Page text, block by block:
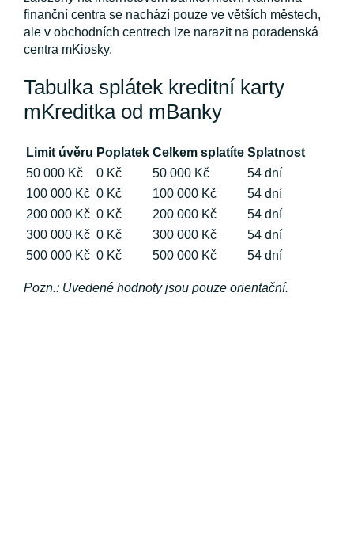
finanční centra se nachází pouze ve větších městech,
ale v obchodních centrech lze narazit na poradenská
centra mKiosky.
Tabulka splátek kreditní karty
mKreditka od mBanky
Limit úvěru Poplatek Celkem splatíte Splatnost
50 000 Kč
0 Kč 50 000 Kč
54 dní
100 000 Kč 0 Kč 100 000 Kč
54 dní
200 000 Kč 0 Kč 200 000 Kč
54 dní
300 000 Kč 0 Kč 300 000 Kč
54 dní
500 000 Kč 0 Kč 500 000 Kč 54 dní
Pozn.: Uvedené hodnoty jsou pouze orientační.